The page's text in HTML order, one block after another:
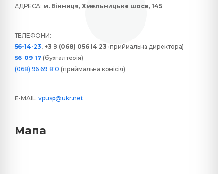
АДРЕСА: м. Вінниця, Хмельницьке шосе, 145
ТЕЛЕФОНИ:
56-14-23, +3 8 (068) 056 14 23 (приймальна директора)
56-09-17 (бухгалтерія)
(068) 96 69 810 (приймальна комісія)
E-MAIL: vpusp@ukr.net
Мапа